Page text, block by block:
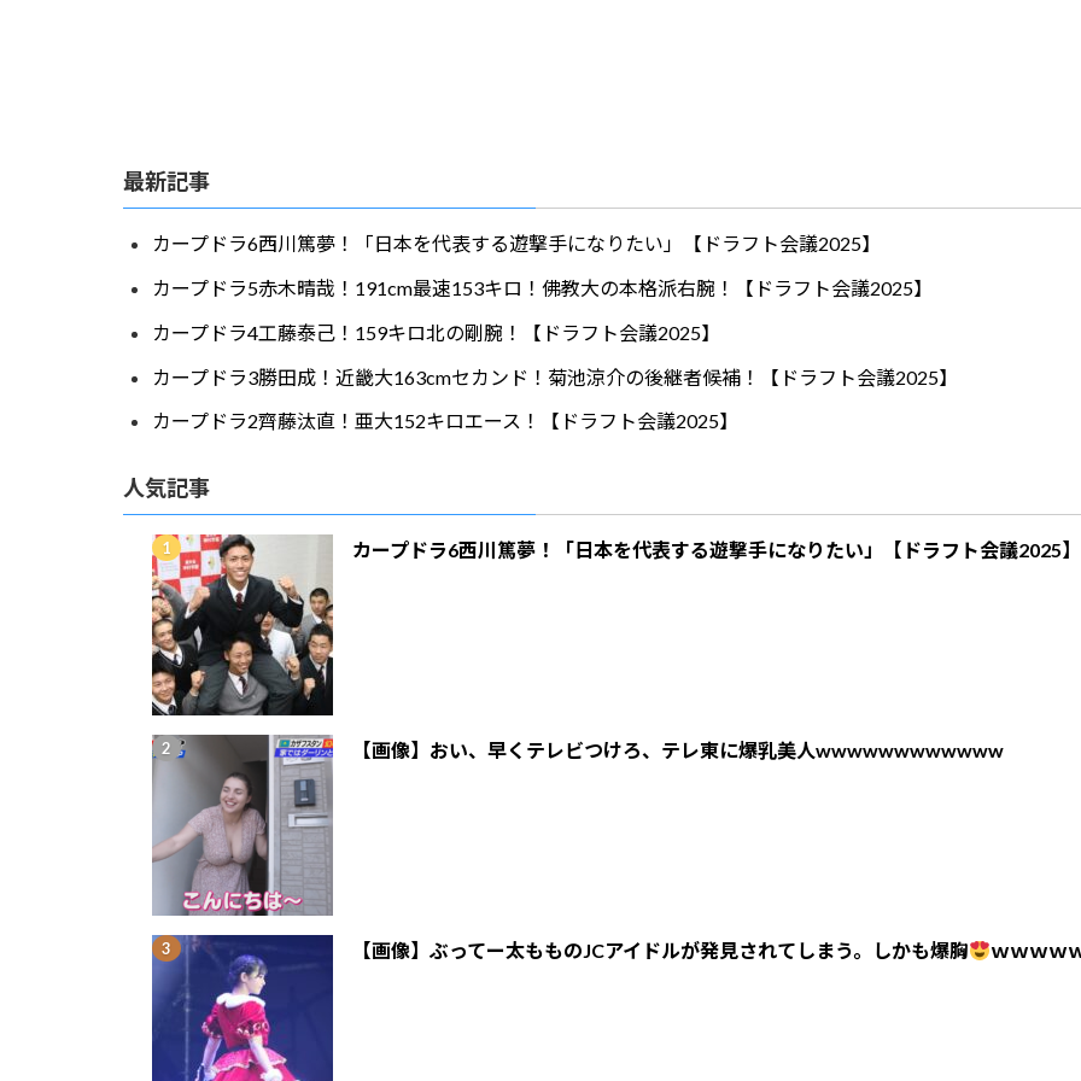
最新記事
カープドラ6西川篤夢！「日本を代表する遊撃手になりたい」【ドラフト会議2025】
カープドラ5赤木晴哉！191cm最速153キロ！佛教大の本格派右腕！【ドラフト会議2025】
カープドラ4工藤泰己！159キロ北の剛腕！【ドラフト会議2025】
カープドラ3勝田成！近畿大163cmセカンド！菊池涼介の後継者候補！【ドラフト会議2025】
カープドラ2齊藤汰直！亜大152キロエース！【ドラフト会議2025】
人気記事
カープドラ6西川篤夢！「日本を代表する遊撃手になりたい」【ドラフト会議2025】
【画像】おい、早くテレビつけろ、テレ東に爆乳美人wwwwwwwwwwww
【画像】ぶってー太もものJCアイドルが発見されてしまう。しかも爆胸 ｗｗｗｗ